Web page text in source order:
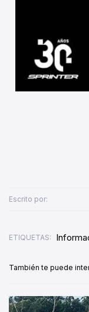
Escrito por:
ETIQUETAS:
También te puede